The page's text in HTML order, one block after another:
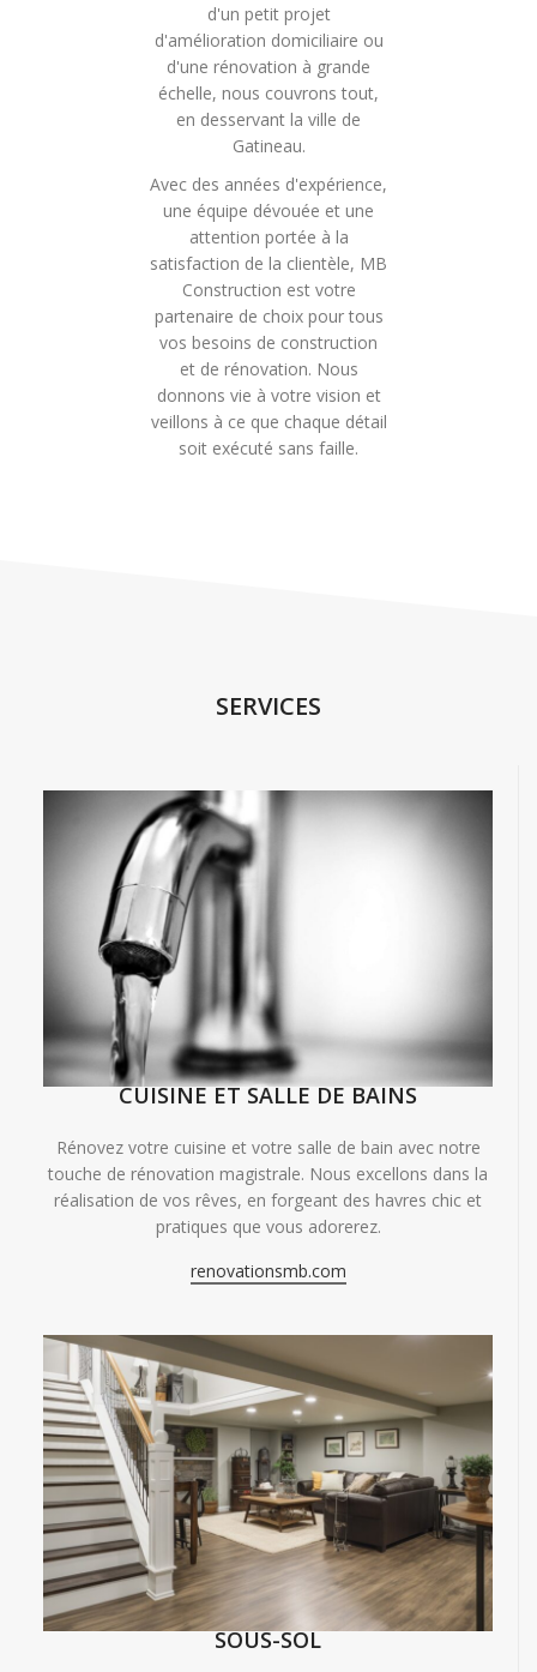
d'un petit projet
d'amélioration domiciliaire ou
d'une rénovation à grande
échelle, nous couvrons tout,
en desservant la ville de
Gatineau.
Avec des années d'expérience,
une équipe dévouée et une
attention portée à la
satisfaction de la clientèle, MB
Construction est votre
partenaire de choix pour tous
vos besoins de construction
et de rénovation. Nous
donnons vie à votre vision et
veillons à ce que chaque détail
soit exécuté sans faille.
SERVICES
CUISINE ET SALLE DE BAINS
Rénovez votre cuisine et votre salle de bain avec notre
touche de rénovation magistrale. Nous excellons dans la
réalisation de vos rêves, en forgeant des havres chic et
pratiques que vous adorerez.
renovationsmb.com
SOUS-SOL